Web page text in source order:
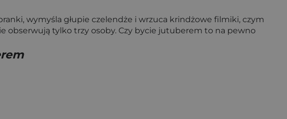
wymyśla głupie czelendże i wrzuca krindżowe filmiki, czym
obserwują tylko trzy osoby. Czy bycie jutuberem to na pewno